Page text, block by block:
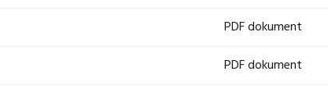
PDF dokument
PDF dokument